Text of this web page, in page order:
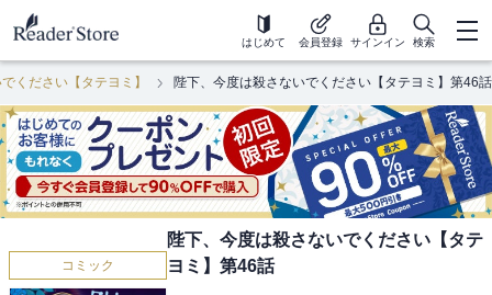
はじめて 会員登録 サインイン 検索
ください【タテヨミ】 陛下、今度は殺さないでください【タテヨミ】第46話
コミック
陛下、今度は殺さないでください【タテ
ヨミ】第46話